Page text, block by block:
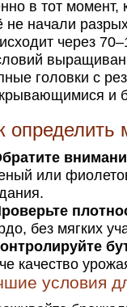
в тот момент,
не начали
через
головки с
и
определить
или
без мягких
качество
условия